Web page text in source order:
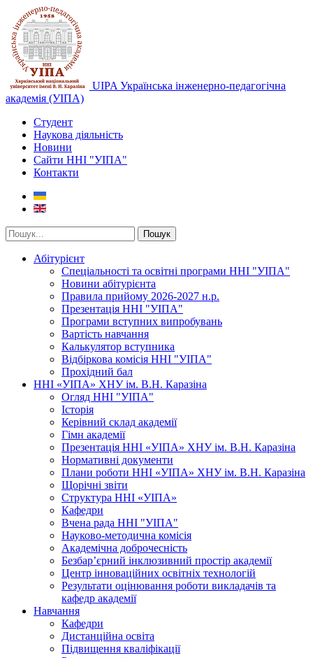
UIPA Українська інженерно-педагогічна
академія (УІПА)
Студент
Наукова діяльність
Новини
Сайти ННІ "УІПА"
Контакти
Пошук
Абітурієнт
Спеціальності та освітні програми ННІ "УІПА"
Новини абітурієнта
Правила прийому 2026-2027 н.р.
Презентація ННІ "УІПА"
Програми вступних випробувань
Вартість навчання
Калькулятор вступника
Відбіркова комісія ННІ "УІПА"
Прохідний бал
ННІ «УІПА» ХНУ ім. В.Н. Каразіна
Огляд ННІ "УІПА"
Історія
Керівний склад академії
Гімн академії
Презентація ННІ «УІПА» ХНУ ім. В.Н. Каразіна
Нормативні документи
Плани роботи ННІ «УІПА» ХНУ ім. В.Н. Каразіна
Щорічні звіти
Структура ННІ «УІПА»
Кафедри
Вчена рада ННІ "УІПА"
Науково-методична комісія
Академічна доброчесність
Безбар’єрний інклюзивний простір академії
Центр інноваційних освітніх технологій
Результати оцінювання роботи викладачів та
кафедр академії
Навчання
Кафедри
Дистанційна освіта
Підвищення кваліфікації